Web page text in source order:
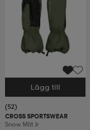
Välj storlek
Lägg till
(52)
CROSS SPORTSWEAR
Snow Mitt Jr